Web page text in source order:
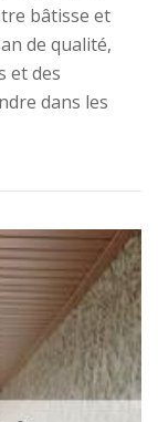
bâtisse et
de qualité,
et des
dans les